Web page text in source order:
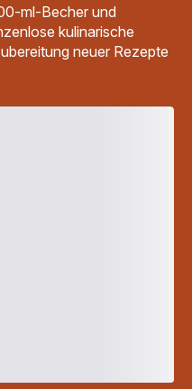
ml-Becher und
kulinarische
neuer Rezepte